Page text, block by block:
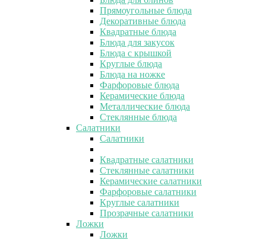
Прямоугольные блюда
Декоративные блюда
Квадратные блюда
Блюда для закусок
Блюда с крышкой
Круглые блюда
Блюда на ножке
Фарфоровые блюда
Керамические блюда
Металлические блюда
Стеклянные блюда
Салатники
Салатники
Квадратные салатники
Стеклянные салатники
Керамические салатники
Фарфоровые салатники
Круглые салатники
Прозрачные салатники
Ложки
Ложки